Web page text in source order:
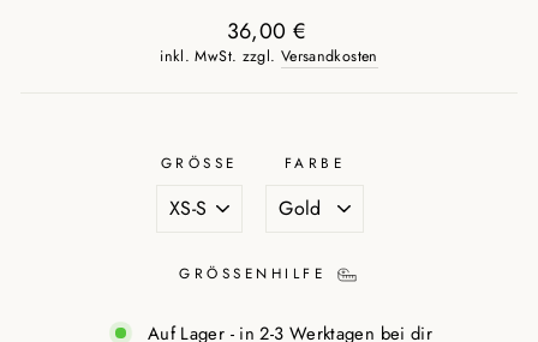
Normaler
Preis
36,00 €
inkl. MwSt. zzgl. Versandkosten
GRÖSSE FARBE
GRÖSSENHILFE
Auf Lager - in 2-3 Werktagen bei dir